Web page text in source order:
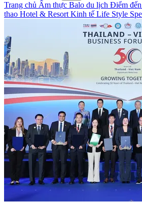
Trang chủ Ẩm thực Balo du lịch Điểm đến
thao Hotel & Resort Kinh tế Life Style